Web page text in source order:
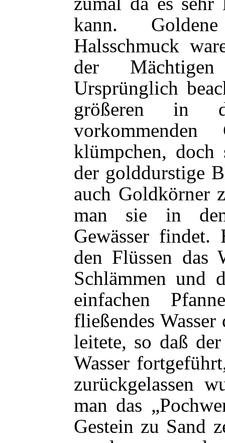
kann.
Halsschmuck
der
Ursprünglich
größeren in
klümpchen, doch
der golddurstige
auch Goldkörner
man sie in
Gewässer
den Flüssen das
Schlämmen und
einfachen
fließendes
leitete, so daß
Wasser
zurückgelassen
man das
Gestein zu Sand